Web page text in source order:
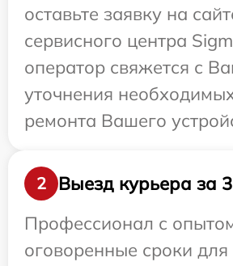
оставьте заявку на
сервисного центра
оператор свяжется с
уточнения
ремонта Вашего
2
Выезд курьера за
Профессионал с
оговоренные сроки для